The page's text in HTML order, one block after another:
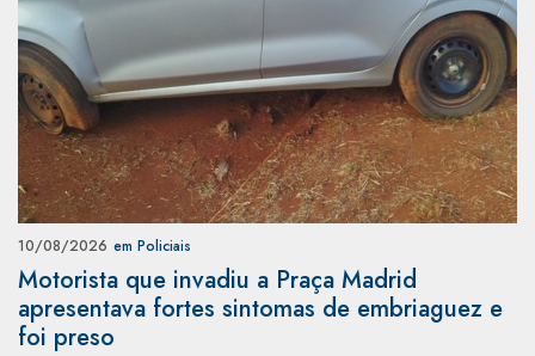
10/08/2026 em Policiais
Motorista que invadiu a Praça Madrid
apresentava fortes sintomas de embriaguez e
foi preso